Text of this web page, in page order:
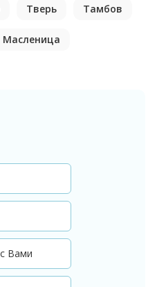
Тверь Тамбов
Масленица